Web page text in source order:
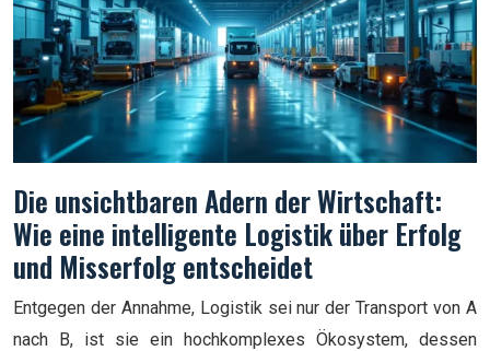
Die unsichtbaren Adern der Wirtschaft:
Wie eine intelligente Logistik über Erfolg
und Misserfolg entscheidet
Entgegen der Annahme, Logistik sei nur der Transport von A
nach B, ist sie ein hochkomplexes Ökosystem, dessen